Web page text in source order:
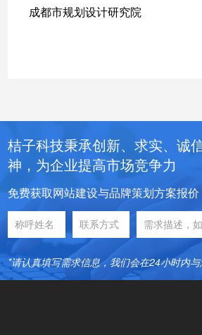
成都市规划设计研究院
桔子科技秉承创新、求实、诚
神，为企业提高市场竞争力
免费获取网站建设与品牌策划方案报价
*请认真填写需求信息，我们会在24小时内与